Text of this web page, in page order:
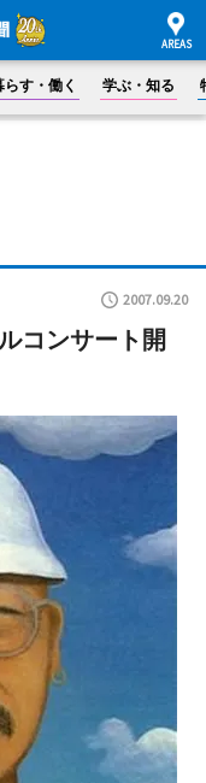
らす・働く 学ぶ・知る
2007.09.20
コンサート開